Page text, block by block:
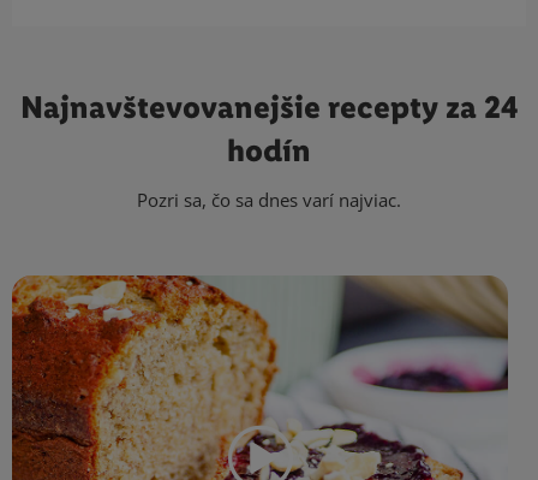
Najnavštevovanejšie recepty za 24
hodín
Pozri sa, čo sa dnes varí najviac.